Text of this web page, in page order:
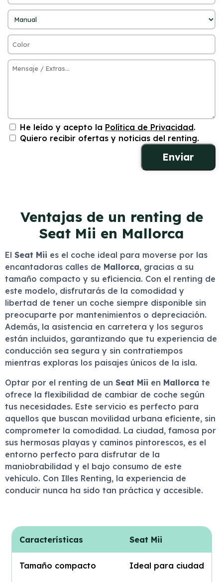
He leído y acepto la Política de Privacidad.
Quiero recibir ofertas y noticias del renting.
Ventajas de un renting de
Seat Mii en Mallorca
El Seat Mii es el coche ideal para moverse por las
encantadoras calles de Mallorca, gracias a su
tamaño compacto y su eficiencia. Con el renting de
este modelo, disfrutarás de la comodidad y
libertad de tener un coche siempre disponible sin
preocuparte por mantenimientos o depreciación.
Además, la asistencia en carretera y los seguros
están incluidos, garantizando que tu experiencia de
conducción sea segura y sin contratiempos
mientras exploras los paisajes únicos de la isla.
Optar por el renting de un Seat Mii en Mallorca te
ofrece la flexibilidad de cambiar de coche según
tus necesidades. Este servicio es perfecto para
aquellos que buscan movilidad urbana eficiente, sin
comprometer la comodidad. La ciudad, famosa por
sus hermosas playas y caminos pintorescos, es el
entorno perfecto para disfrutar de la
maniobrabilidad y el bajo consumo de este
vehículo. Con Illes Renting, la experiencia de
conducir nunca ha sido tan práctica y accesible.
Características Seat Mii
Tamaño compacto Ideal para ciudad